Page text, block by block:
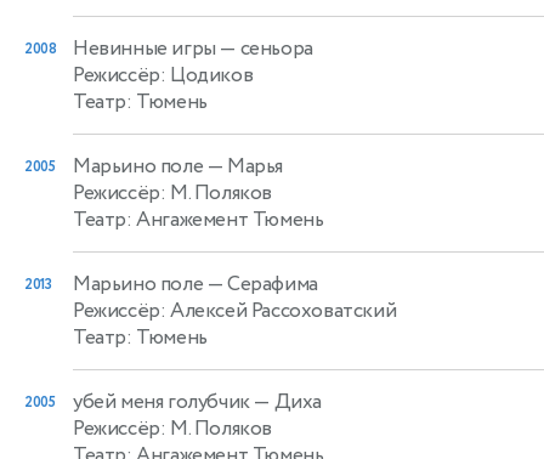
2008 Невинные игры — сеньора
Режиссёр: Цодиков
Театр: Тюмень
2005 Марьино поле — Марья
Режиссёр: М. Поляков
Театр: Ангажемент Тюмень
2013 Марьино поле — Серафима
Режиссёр: Алексей Рассоховатский
Театр: Тюмень
2005 убей меня голубчик— Диха
Режиссёр: М. Поляков